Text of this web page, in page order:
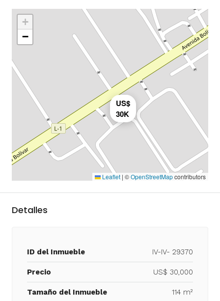
US$
30K
+
−
Leaflet | ©OpenStreetMapcontributors
Detalles
ID del Inmueble IV-IV- 29370
Precio US$ 30,000
Tamaño del Inmueble 114 m²